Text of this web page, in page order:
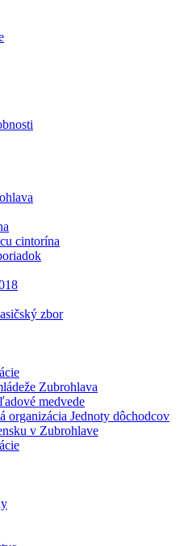
cintorína
zbor
Zubrohlava
medvede
organizácia Jednoty dôchodcov
v Zubrohlave